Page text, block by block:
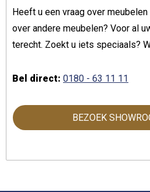
Heeft u een vraag over
over andere meubelen? Voor al
terecht. Zoekt u iets speciaals?
Bel direct: 0180 - 63 11 11
BEZOEK